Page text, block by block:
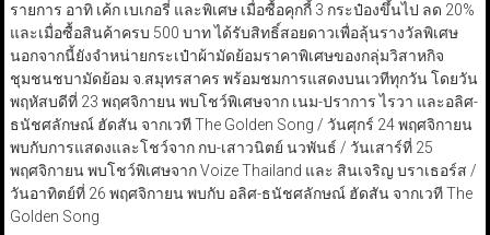
รายการ อาทิ เค้ก เบเกอรี่ และพิเศษ เมื่อซื้อคุกกี้ 3 กระป๋องขึ้นไป ลด 20%
และเมื่อซื้อสินค้าครบ 500 บาท ได้รับสิทธิ์สอยดาวเพื่อลุ้นรางวัลพิเศษ
นอกจากนี้ยังจำหน่ายกระเป๋าผ้ามัดย้อมราคาพิเศษของกลุ่มวิสาหกิจ
ชุมชนชบามัดย้อม จ.สมุทรสาคร พร้อมชมการแสดงบนเวทีทุกวัน โดยวัน
พฤหัสบดีที่ 23 พฤศจิกายน พบโชว์พิเศษจาก เนม-ปราการ ไรวา และอลิศ-
ธนัชศลักษณ์ ฮัดสัน จากเวที The Golden Song / วันศุกร์ 24 พฤศจิกายน
พบกับการแสดงและโชว์จาก กบ-เสาวนิตย์ นวพันธ์ / วันเสาร์ที่ 25
พฤศจิกายน พบโชว์พิเศษจาก Voize Thailand และ สินเจริญ บราเธอร์ส /
วันอาทิตย์ที่ 26 พฤศจิกายน พบกับ อลิศ-ธนัชศลักษณ์ ฮัดสัน จากเวที The
Golden Song